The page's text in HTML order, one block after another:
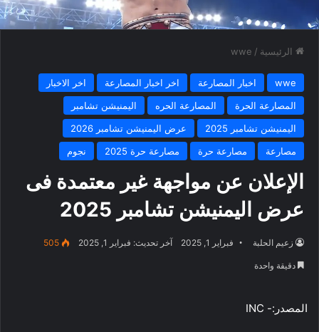
الرئيسية /
wwe
wwe اخبار المصارعة اخر اخبار المصارعة
اخر الاخبار
المصارعة الحرة
المصارعة الحره
اليمنيشن تشامبر
اليمنيشن تشامبر 2025
عرض اليمنيشن تشامبر 2026
مصارعة
مصارعة حرة مصارعة حرة 2025 نجوم
الإعلان عن مواجهة غير معتمدة فى
عرض اليمنيشن تشامبر 2025
زعيم الحلبة فبراير 1, 2025 آخر تحديث: فبراير 1, 2025 505
دقيقة واحدة
المصدر:- INC